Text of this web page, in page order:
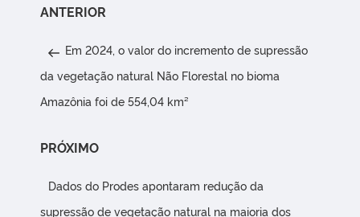
Post
ANTERIOR
Em 2024, o valor do incremento de supressão
da vegetação natural Não Florestal no bioma
Amazônia foi de 554,04 km²
Próximo
PRÓXIMO
Dados do Prodes apontaram redução da
supressão de vegetação natural na maioria dos